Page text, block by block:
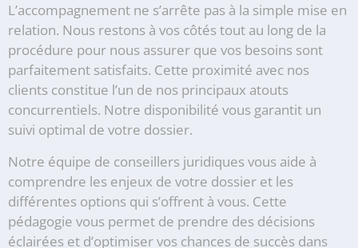
L’accompagnement ne s’arrête pas à la simple mise en
relation. Nous restons à vos côtés tout au long de la
procédure pour nous assurer que vos besoins sont
parfaitement satisfaits. Cette proximité avec nos
clients constitue l’un de nos principaux atouts
concurrentiels. Notre disponibilité vous garantit un
suivi optimal de votre dossier.
Notre équipe de conseillers juridiques vous aide à
comprendre les enjeux de votre dossier et les
différentes options qui s’offrent à vous. Cette
pédagogie vous permet de prendre des décisions
éclairées et d’optimiser vos chances de succès dans